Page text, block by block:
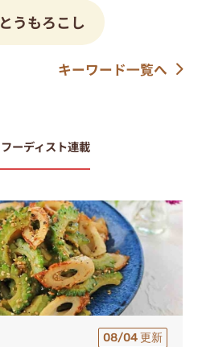
とうもろこし
キーワード一覧へ
フーディスト連載
08/04 更新